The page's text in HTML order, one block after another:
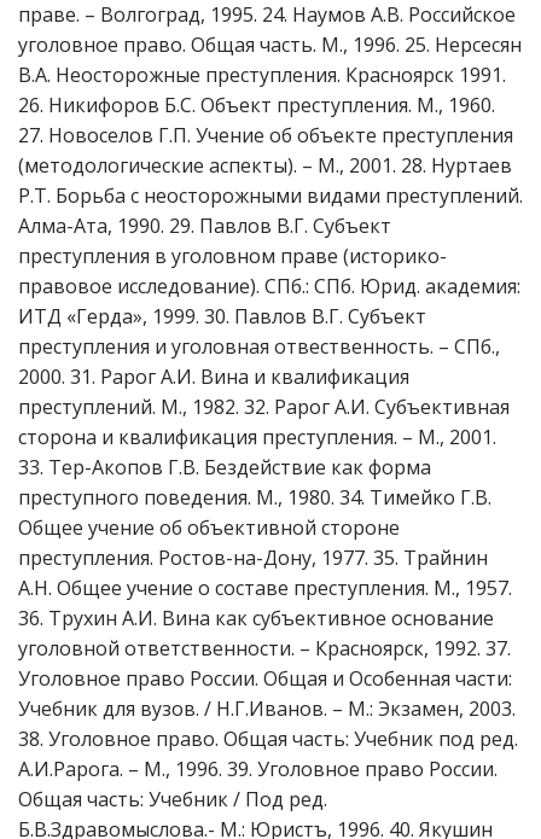
праве. – Волгоград, 1995. 24. Наумов А.В. Российское
уголовное право. Общая часть. М., 1996. 25. Нерсесян
В.А. Неосторожные преступления. Красноярск 1991.
26. Никифоров Б.С. Объект преступления. М., 1960.
27. Новоселов Г.П. Учение об объекте преступления
(методологические аспекты). – М., 2001. 28. Нуртаев
Р.Т. Борьба с неосторожными видами преступлений.
Алма-Ата, 1990. 29. Павлов В.Г. Субъект
преступления в уголовном праве (историко-
правовое исследование). СПб.: СПб. Юрид. академия:
ИТД «Герда», 1999. 30. Павлов В.Г. Субъект
преступления и уголовная отвественность. – СПб.,
2000. 31. Рарог А.И. Вина и квалификация
преступлений. М., 1982. 32. Рарог А.И. Субъективная
сторона и квалификация преступления. – М., 2001.
33. Тер-Акопов Г.В. Бездействие как форма
преступного поведения. М., 1980. 34. Тимейко Г.В.
Общее учение об объективной стороне
преступления. Ростов-на-Дону, 1977. 35. Трайнин
А.Н. Общее учение о составе преступления. М., 1957.
36. Трухин А.И. Вина как субъективное основание
уголовной ответственности. – Красноярск, 1992. 37.
Уголовное право России. Общая и Особенная части:
Учебник для вузов. / Н.Г.Иванов. – М.: Экзамен, 2003.
38. Уголовное право. Общая часть: Учебник под ред.
А.И.Рарога. – М., 1996. 39. Уголовное право России.
Общая часть: Учебник / Под ред.
Б.В.Здравомыслова.- М.: Юристъ, 1996. 40. Якушин